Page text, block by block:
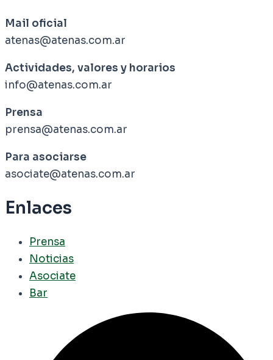
Mail oficial
atenas@atenas.com.ar
Actividades, valores y horarios
info@atenas.com.ar
Prensa
prensa@atenas.com.ar
Para asociarse
asociate@atenas.com.ar
Enlaces
Prensa
Noticias
Asociate
Bar